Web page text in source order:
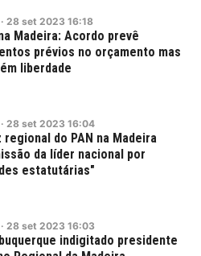
· 28 set 2023 16:18
Madeira: Acordo prevê
prévios no orçamento mas
liberdade
· 28 set 2023 16:04
do PAN na Madeira
da líder nacional por
estatutárias"
· 28 set 2023 16:03
indigitado presidente